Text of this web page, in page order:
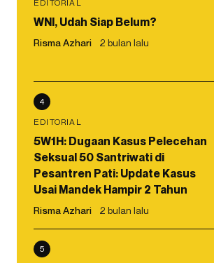
EDITORIAL
WNI, Udah Siap Belum?
Risma Azhari 2 bulan lalu
4
EDITORIAL
5W1H: Dugaan Kasus Pelecehan
Seksual 50 Santriwati di
Pesantren Pati: Update Kasus
Usai Mandek Hampir 2 Tahun
Risma Azhari 2 bulan lalu
5